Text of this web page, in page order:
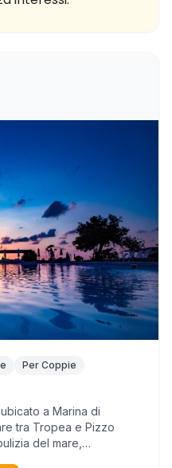
Per Coppie
ubicato a Marina di
tra Tropea e Pizzo
del mare,